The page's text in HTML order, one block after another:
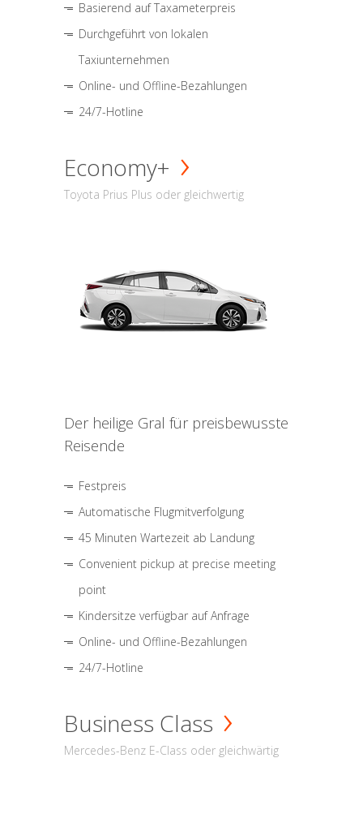
Basierend auf Taxameterpreis
Durchgeführt von lokalen
Taxiunternehmen
Online- und Offline-Bezahlungen
24/7-Hotline
Economy+
Toyota Prius Plus oder gleichwertig
Der heilige Gral für preisbewusste
Reisende
Festpreis
Automatische Flugmitverfolgung
45 Minuten Wartezeit ab Landung
Convenient pickup at precise meeting
point
Kindersitze verfügbar auf Anfrage
Online- und Offline-Bezahlungen
24/7-Hotline
Business Class
Mercedes-Benz E-Class oder gleichwärtig